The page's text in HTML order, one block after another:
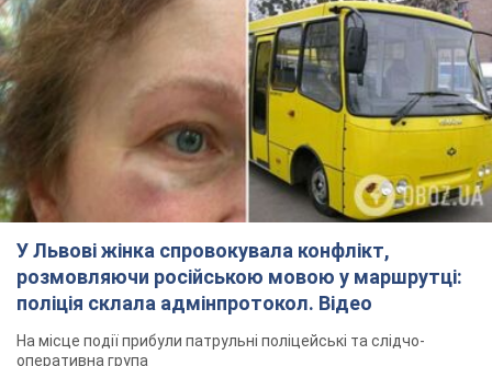
У Львові жінка спровокувала конфлікт,
розмовляючи російською мовою у маршрутці:
поліція склала адмінпротокол. Відео
На місце події прибули патрульні поліцейські та слідчо-
оперативна група
10,9 т.
"Воюють, бо дурні": у Чернівцях
водій автобуса зневажив
українських військових і поплатився.
Відео
та образ військових